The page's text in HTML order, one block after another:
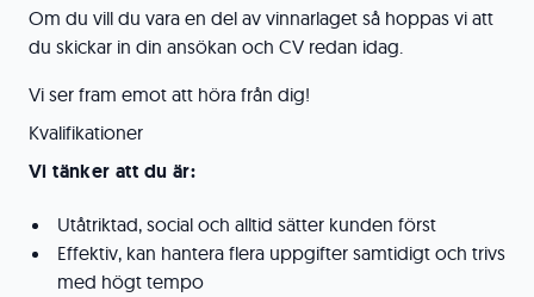
Om du vill du vara en del av vinnarlaget så hoppas vi att
du skickar in din ansökan och CV redan idag.
Vi ser fram emot att höra från dig!
Kvalifikationer
Vi tänker att du är:
Utåtriktad, social och alltid sätter kunden först
Effektiv, kan hantera flera uppgifter samtidigt och trivs
med högt tempo